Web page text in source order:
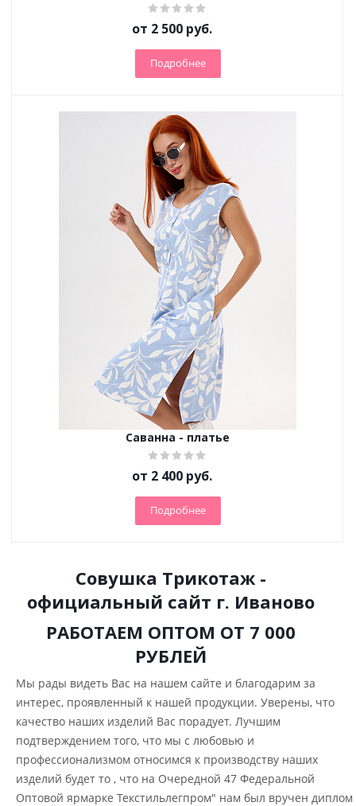
от 2 500 руб.
Подробнее
Саванна - платье
от 2 400 руб.
Подробнее
Совушка Трикотаж -
официальный сайт г. Иваново
РАБОТАЕМ ОПТОМ ОТ 7 000
РУБЛЕЙ
Мы рады видеть Вас на нашем сайте и благодарим за
интерес, проявленный к нашей продукции. Уверены, что
качество наших изделий Вас порадует. Лучшим
подтверждением того, что мы с любовью и
профессионализмом относимся к производству наших
изделий будет то , что на Очередной 47 Федеральной
Оптовой ярмарке Текстильлегпром" нам был вручен диплом